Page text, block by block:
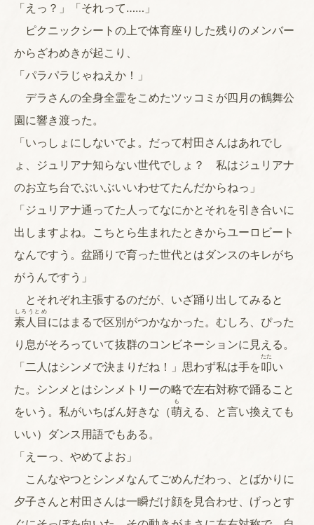
「えっ？」「それって……」
ピクニックシートの上で体育座りした残りのメンバー
からざわめきが起こり、
「パラパラじゃねえか！」
デラさんの全身全霊をこめたツッコミが四月の鶴舞公
園に響き渡った。
「いっしょにしないでよ。だって村田さんはあれでし
ょ、ジュリアナ知らない世代でしょ？ 私はジュリアナ
のお立ち台でぶいぶいいわせてたんだからねっ」
「ジュリアナ通ってた人ってなにかとそれを引き合いに
出しますよね。こちとら生まれたときからユーロビート
なんですう。盆踊りで育った世代とはダンスのキレがち
がうんですう」
とそれぞれ主張するのだが、いざ踊り出してみると
素人目
しろうとめ
にはまるで区別がつかなかった。むしろ、ぴった
り息がそろっていて抜群のコンビネーションに見える。
「二人はシンメで決まりだね！」思わず私は手を叩
たた
い
た。シンメとはシンメトリーの略で左右対称で踊ること
をいう。私がいちばん好きな（萌
も
える、と言い換えても
いい）ダンス用語でもある。
「えーっ、やめてよお」
こんなやつとシンメなんてごめんだわっ、とばかりに
夕子さんと村田さんは一瞬だけ顔を見合わせ、げっとす